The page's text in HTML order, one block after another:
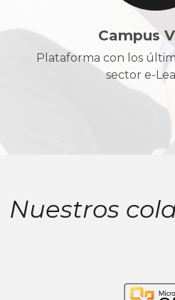
Campus
Plataforma con los
sector e-
Nuestros